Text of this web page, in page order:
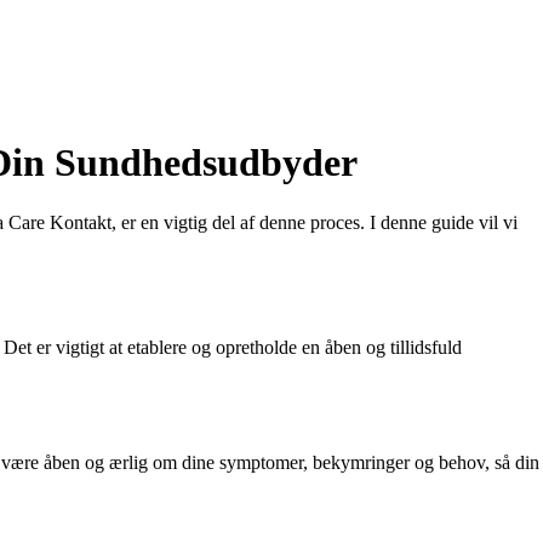
Sundhedsudbyder
Kontakt, er en vigtig del af denne proces. I denne guide vil vi
er vigtigt at etablere og opretholde en åben og tillidsfuld
åben og ærlig om dine symptomer, bekymringer og behov, så din